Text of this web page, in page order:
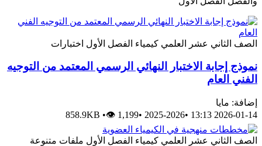
الصف الثاني عشر العلمي كيمياء الفصل الأول اختبارات
نموذج إجابة الاختبار النهائي الرسمي المعتمد من التوجيه
الفني العام
إضافة: مايا
2026-01-14 13:13
•
2025-2026
•
858.9KB •👁 1,199
الصف الثاني عشر العلمي كيمياء الفصل الأول ملفات متنوعة